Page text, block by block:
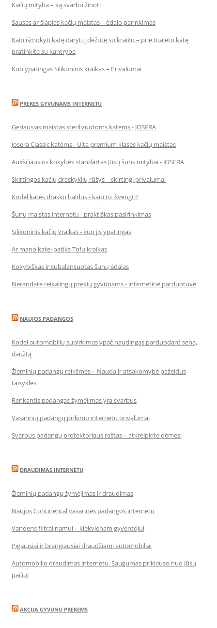
Kačių mityba – ką svarbu žinoti
Sausas ar šlapias kačių maistas – ėdalo parinkimas
Kaip išmokyti katę daryti į dėžutę su kraiku – prie tualeto katę
pratinkite su kantrybe
Kuo ypatingas Silikoninis kraikas – Privalumai
PREKES GYVUNAMS INTERNETU
Geriausias maistas sterilizuotoms katėms - JOSERA
Josera Classic katėms - Ulta premium klasės kačių maistas
Aukščiausios kokybės standartas Jūsų šuns mitybai - JOSERA
Skirtingos kačių draskyklių rūšys – skirtingi privalumai
Kodėl katės drasko baldus - kaip to išvengti?
Šunų maistas internetu - praktiškas pasirinkimas
Silikoninis kačių kraikas - kuo jis ypatingas
Ar mano katei patiks Tofu kraikas
Kokybiškas ir subalansuotas šunų ėdalas
Nerandate reikalingų prekių gyvūnams - internetinė parduotuvė
NAUJOS PADANGOS
Kodėl automobilių supirkimas ypač naudingas parduodant seną,
daužtą
Žieminių padangų reikšmės – Nauda ir atsakomybė pažeidus
taisykles
Renkantis padangas žymėjimas yra svarbus
Vasarinių padangų pirkimo internetu privalumai
Svarbus padangų protektoriaus raštas – atkreipkite dėmesį
DRAUDIMAS INTERNETU
Žieminių padangų žymėjimas ir draudimas
Naujos Continental vasarinės padangos internetu
Vandens filtrai namui – kiekvienam gyventojui
Pigiausiai ir brangiausiai draudžiami automobiliai
Automobilio draudimas internetu. Saugumas priklauso nuo Jūsų
pačių!
AKCIJA GYVUNU PREKEMS